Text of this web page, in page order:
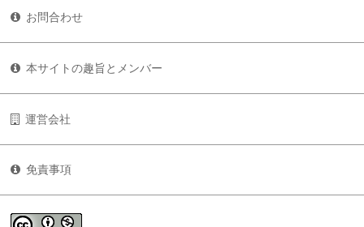
お問合わせ
本サイトの趣旨とメンバー
運営会社
免責事項